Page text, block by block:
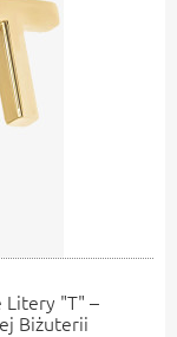
Litery "T" –
Biżuterii